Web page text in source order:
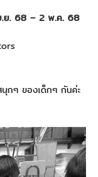
.ย. 68 – 2 พ.ค. 68
นุกๆ ของเด็กๆ กันค่ะ